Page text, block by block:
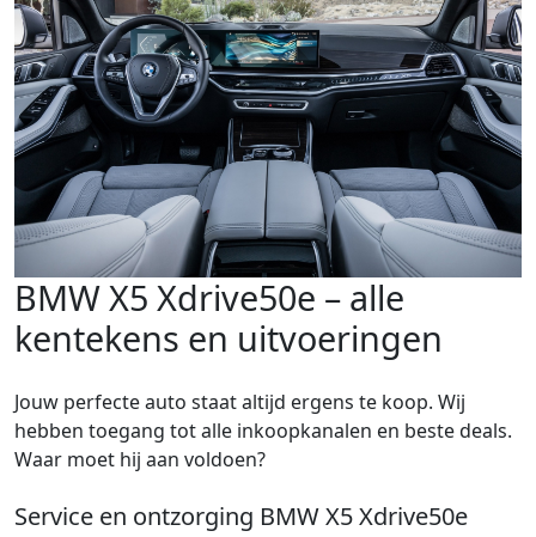
BMW X5 Xdrive50e – alle
kentekens en uitvoeringen
Jouw perfecte auto staat altijd ergens te koop. Wij
hebben toegang tot alle inkoopkanalen en beste deals.
Waar moet hij aan voldoen?
Service en ontzorging BMW X5 Xdrive50e